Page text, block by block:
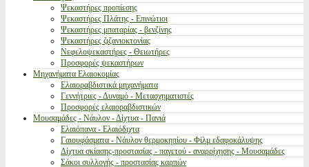
Ψεκαστήρες προπίεσης
Ψεκαστήρες Πλάτης - Επινώτιοι
Ψεκαστήρες μπαταρίας - βενζίνης
Ψεκαστήρες ζιζανιοκτονίας
Νεφελοψεκαστήρες - Θειωτήρες
Προσφορές ψεκαστήρων
Μηχανήματα Ελαιοκομίας
Ελαιοραβδιστικά μηχανήματα
Γεννήτριες - Δυναμό - Μετασχηματιστές
Προσφορές ελαιοραβδιστικών
Μουσαμάδες - Νάυλον - Δίχτυα - Πανιά
Ελαιόπανα - Ελαιόδιχτα
Γαιουφάσματα - Νάυλον θερμοκηπίου - Φίλμ εδαφοκάλυψης
Δίχτυα σκίασης-προστασίας - παγετού - αναρρίχησης - Μουσαμάδες
Σάκοι συλλογής - προστασίας καρπών